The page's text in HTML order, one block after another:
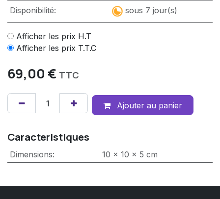
Disponibilité: sous 7 jour(s)
Afficher les prix H.T
Afficher les prix T.T.C
69,00 € TTC
Ajouter au panier
Caracteristiques
Dimensions: 10 x 10 x 5 cm